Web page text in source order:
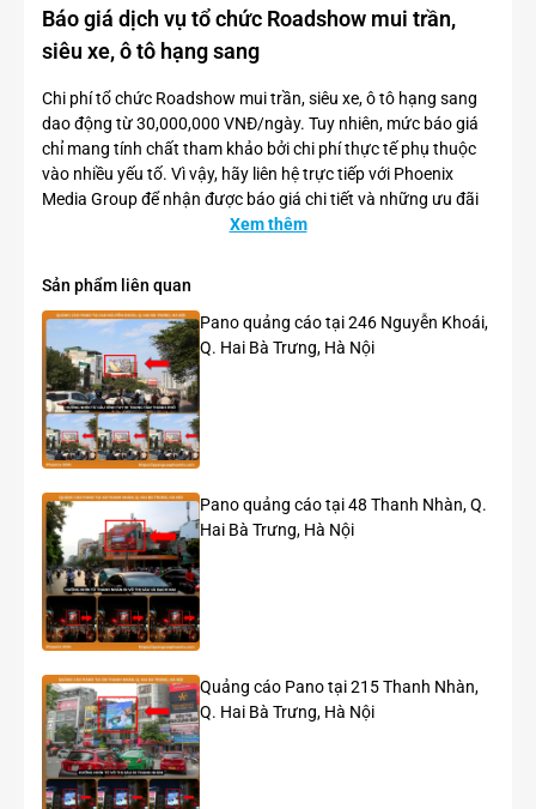
Báo giá dịch vụ tổ chức Roadshow mui trần,
siêu xe, ô tô hạng sang
Chi phí tổ chức Roadshow mui trần, siêu xe, ô tô hạng sang
dao động từ 30,000,000 VNĐ/ngày. Tuy nhiên, mức báo giá
chỉ mang tính chất tham khảo bởi chi phí thực tế phụ thuộc
vào nhiều yếu tố. Vì vậy, hãy liên hệ trực tiếp với Phoenix
Media Group để nhận được báo giá chi tiết và những ưu đãi
hấp dẫn nhất cho chiến dịch của bạn!
Một số chiến dịch roadshow mui trần, siêu xe,
xe ô tô hạng sang
Xem thêm
Sản phẩm liên quan
Pano quảng cáo tại 246 Nguyễn Khoái,
Q. Hai Bà Trưng, Hà Nội
Pano quảng cáo tại 48 Thanh Nhàn, Q.
Hai Bà Trưng, Hà Nội
Quảng cáo Pano tại 215 Thanh Nhàn,
Q. Hai Bà Trưng, Hà Nội